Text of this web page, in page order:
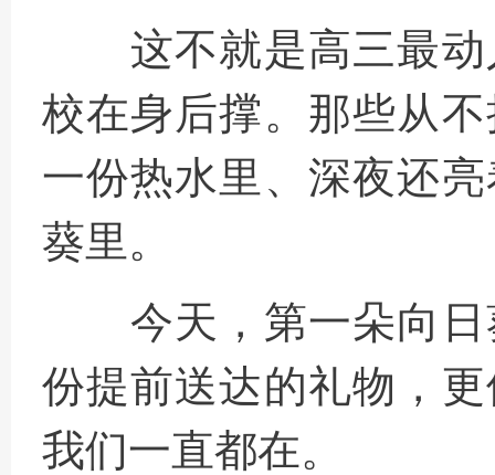
这不就是高三最
校在身后撑。那些从
一份热水里、深夜还
葵里。
今天，第一朵向
份提前送达的礼物，
我们一直都在。